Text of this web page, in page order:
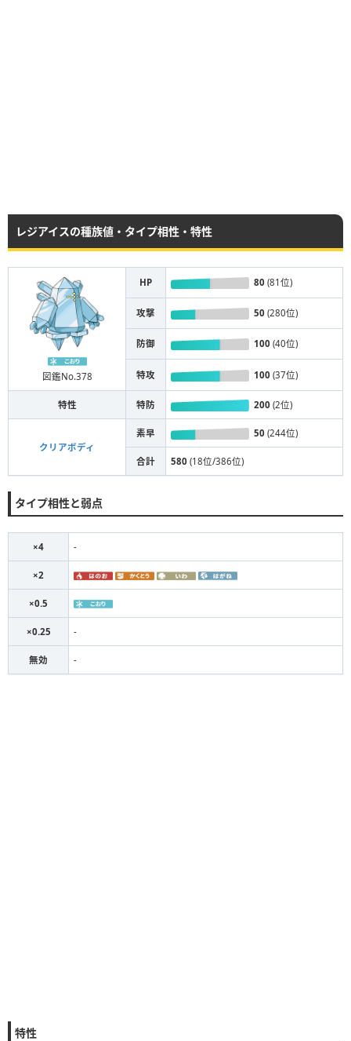
レジアイスの種族値・タイプ相性・特性
図鑑No.378
HP 80 (81位)
攻撃 50 (280位)
防御 100 (40位)
特攻 100 (37位)
特性 特防 200 (2位)
クリアボディ
素早 50 (244位)
合計 580 (18位/386位)
タイプ相性と弱点
×4 -
×2
×0.5
×0.25 -
無効 -
特性